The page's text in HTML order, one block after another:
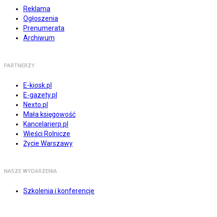
Reklama
Ogłoszenia
Prenumerata
Archiwum
PARTNERZY
E-kiosk.pl
E-gazety.pl
Nexto.pl
Mała księgowość
Kancelarierp.pl
Wieści Rolnicze
Życie Warszawy
NASZE WYDARZENIA
Szkolenia i konferencje